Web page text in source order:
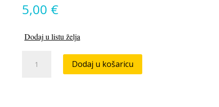
5,00 €
Dodaj u listu želja
Dodaj u košaricu